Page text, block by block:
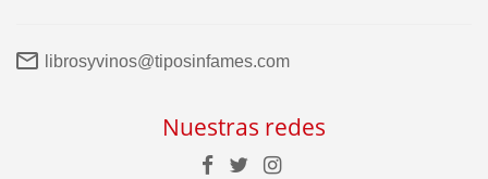
librosyvinos@tiposinfames.com
Nuestras redes